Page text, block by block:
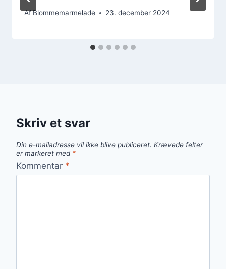
AfBlommemarmelade 23. december 2024
Skriv et svar
Din e-mailadresse vil ikke blive publiceret. Krævede felter
er markeret med *
Kommentar *